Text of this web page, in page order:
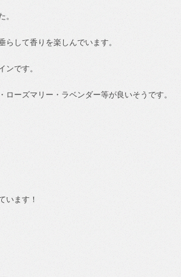
。
して香りを楽しんでいます。
ンです。
ーズマリー・ラベンダー等が良いそうです。
います！